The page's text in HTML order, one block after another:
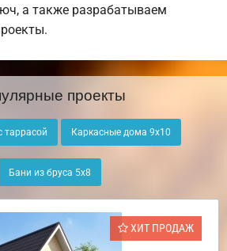
а также разрабатываем
проекты
таррасой Каркасные дома 9х10
Бани из бруса 5х8
ХИТ ПРОДАЖ